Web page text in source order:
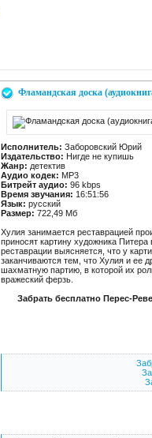
Фламандская доска
Исполнитель: Заборовский Юрий
Издательство: Нигде не купишь
Жанр: детектив
Аудио кодек: MP3
Битрейт аудио: 96 kbps
Время звучания: 16:51:56
Язык: русский
Размер: 722,49 Мб
Хулия занимается реставрацией
приносят картину художника
реставрации выясняется, что у
заканчиваются тем, что Хулия и ее
шахматную партию, в которой их
вражеский ферзь.
Забрать бесплатно Перес-